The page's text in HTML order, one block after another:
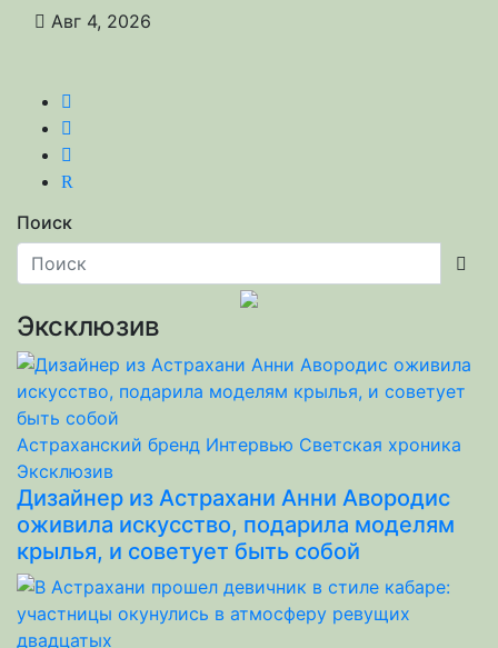
Авг 4, 2026
R
Поиск
Эксклюзив
Астраханский бренд Интервью Светская хроника
Эксклюзив
Дизайнер из Астрахани Анни Авородис
оживила искусство, подарила моделям
крылья, и советует быть собой